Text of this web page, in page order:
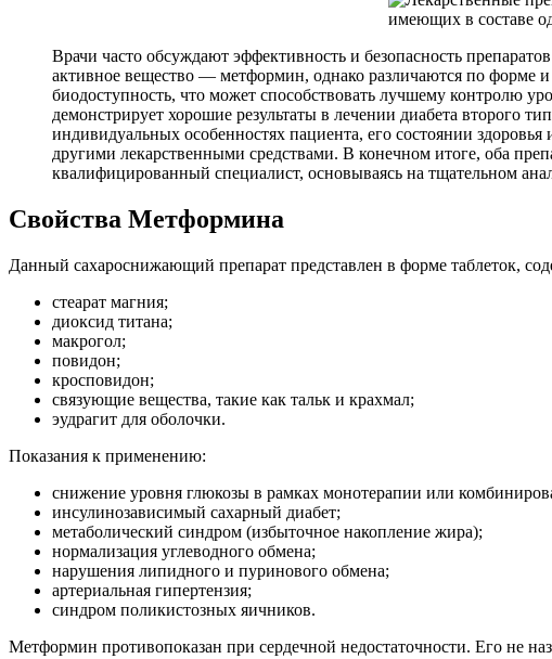
Врачи часто обсуждают эффективность и безопасность
активное вещество — метформин, однако различаются по форме
биодоступность, что может способствовать лучшему контролю
демонстрирует хорошие результаты в лечении диабета второго
индивидуальных особенностях пациента, его состоянии
другими лекарственными средствами. В конечном итоге, оба
квалифицированный специалист, основываясь на тщательном
Свойства Метформина
Данный сахароснижающий препарат представлен в форме таблеток,
стеарат магния;
диоксид титана;
макрогол;
повидон;
кросповидон;
связующие вещества, такие как тальк и крахмал;
эудрагит для оболочки.
Показания к применению:
снижение уровня глюкозы в рамках монотерапии или
инсулинозависимый сахарный диабет;
метаболический синдром (избыточное накопление жира);
нормализация углеводного обмена;
нарушения липидного и пуринового обмена;
артериальная гипертензия;
синдром поликистозных яичников.
Метформин противопоказан при сердечной недостаточности. Его не